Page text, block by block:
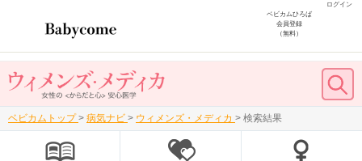
ログイン
ベビカムひろば
会員登録
（無料）
ベビカムトップ > 病気ナビ > ウィメンズ・メディカ > 検索結果